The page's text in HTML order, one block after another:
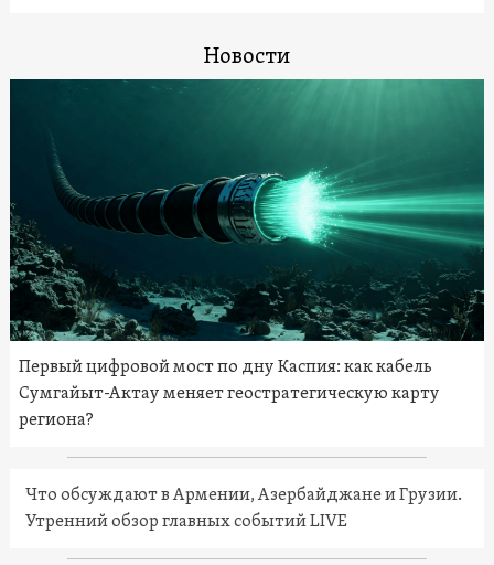
Новости
Первый цифровой мост по дну Каспия: как кабель
Сумгайыт-Актау меняет геостратегическую карту
региона?
Что обсуждают в Армении, Азербайджане и Грузии.
Утренний обзор главных событий LIVE